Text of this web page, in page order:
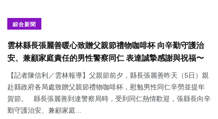
綜合新聞
雲林縣長張麗善暖心致贈父親節禮物咖啡杯 向辛勤守護治
安、兼顧家庭責任的男性警察同仁 表達誠摯感謝與祝福〜
【記者陳信利／雲林報導】父親節前夕，縣長張麗善昨天（5日）親
赴縣政府各局處致贈父親節禮物咖啡杯，慰勉男性同仁辛勞並提年
賀節。 縣長張麗善到達警察局時，受到同仁熱情歡迎，張縣長向辛
勤守護治安、兼顧家庭...